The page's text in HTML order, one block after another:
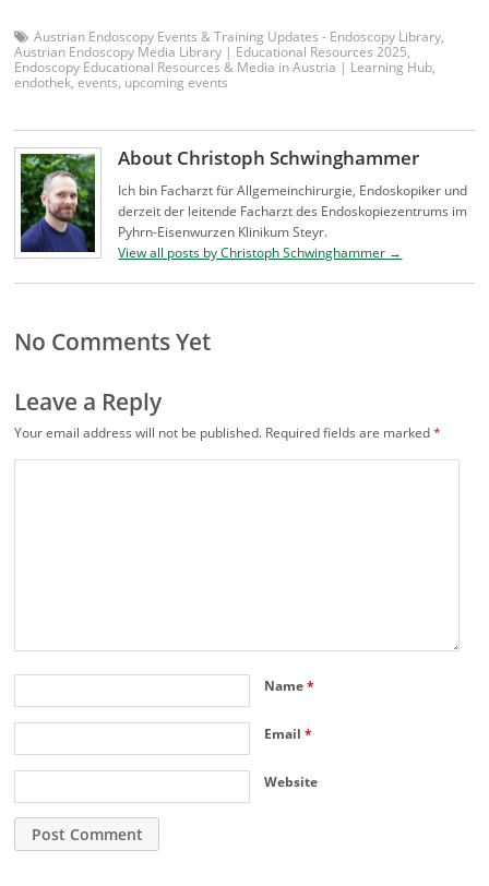
Austrian Endoscopy Events & Training Updates - Endoscopy Library,
Austrian Endoscopy Media Library | Educational Resources 2025,
Endoscopy Educational Resources & Media in Austria | Learning Hub,
endothek,events, upcoming events
About Christoph Schwinghammer
Ich bin Facharzt für Allgemeinchirurgie, Endoskopiker und
derzeit der leitende Facharzt des Endoskopiezentrums im
Pyhrn-Eisenwurzen Klinikum Steyr.
View all posts by Christoph Schwinghammer →
No Comments Yet
Leave a Reply
Your email address will not be published. Required fields are marked*
Name*
Email*
Website